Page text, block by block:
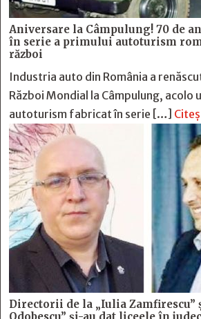
Aniversare la Câmpulung! 70 de
în serie a primului autoturism
război
Industria auto din România a
Război Mondial la Câmpulung, acolo
autoturism fabricat în serie […]
Directorii de la „Iulia Zamfirescu”